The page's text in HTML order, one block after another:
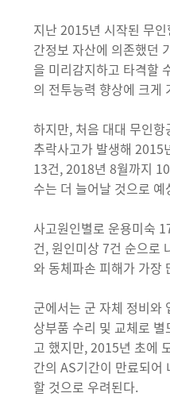
지난 2015년 시작된 무
간정보 자산에 의존했던
을 미리감지하고 타격할
의 전투능력 향상에 크게
하지만, 처음 대대 무인
추락사고가 발생해
13건, 2018년 8월까지
수는 더 늘어날 것으로 예
사고원인별로 운용미숙
건, 원인미상 7건 순으로
와 동체파손 피해가 가장
군에서는 군 자체 정비와
상부품 수리 및 교체로
고 했지만, 2015년 초에
간의 AS기간이 만료되어
할 것으로 우려된다.